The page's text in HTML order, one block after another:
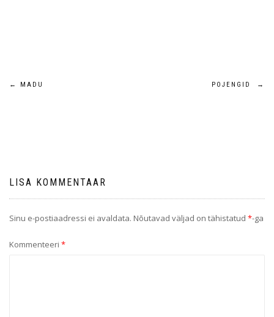
← MADU POJENGID →
LISA KOMMENTAAR
Sinu e-postiaadressi ei avaldata. Nõutavad väljad on tähistatud *-ga
Kommenteeri *